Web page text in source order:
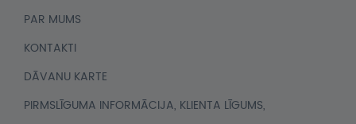
PAR MUMS
KONTAKTI
DĀVANU KARTE
PIRMSLĪGUMA INFORMĀCIJA, KLIENTA LĪGUMS,